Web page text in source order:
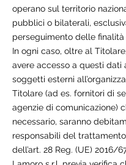
operano sul territorio
pubblici o bilaterali,
perseguimento delle
In ogni caso, oltre al
avere accesso a questi dati
soggetti esterni
Titolare (ad es. fornitori di
agenzie di comunicazione)
necessario, saranno
responsabili del
dell’art. 28 Reg. (UE) 2016/